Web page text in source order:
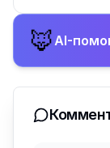
🦊AI-